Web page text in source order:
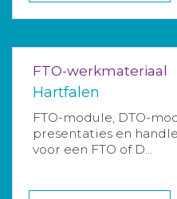
FTO-werkmateriaal
Hartfalen
FTO-module, DTO-
presentaties en
voor een FTO of D...